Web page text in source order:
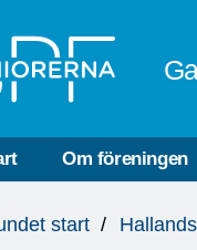
Om föreningen
start